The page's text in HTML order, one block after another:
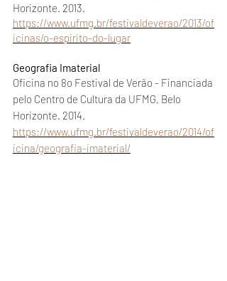
Horizonte. 2013.
https://www.ufmg.br/festivaldeverao/2013/of
icinas/o-espirito-do-lugar
Geografia Imaterial
Oficina no 8o Festival de Verão - Financiada
pelo Centro de Cultura da UFMG, Belo
Horizonte. 2014.
https://www.ufmg.br/festivaldeverao/2014/of
icina/geografia-imaterial/